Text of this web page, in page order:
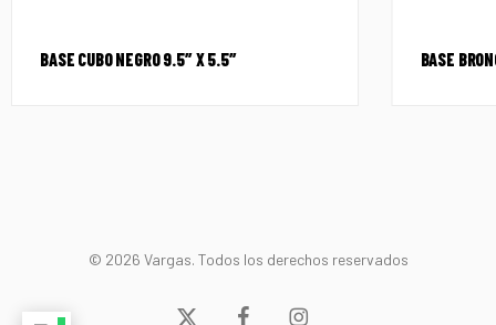
BASE CUBO NEGRO 9.5″ X 5.5″ BASE
© 2026 Vargas. Todos los derechos reservados
x- facebookinstagram